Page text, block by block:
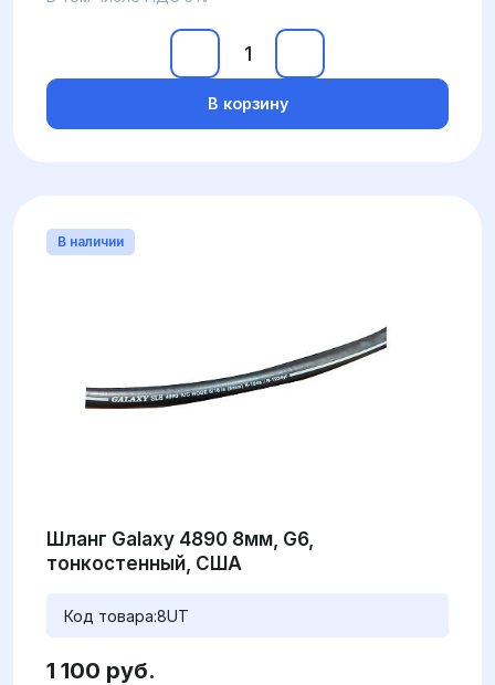
В корзину
В наличии
Шланг Galaxy 4890 8мм, G6,
тонкостенный, США
Код товара:8UT
1 100 руб.